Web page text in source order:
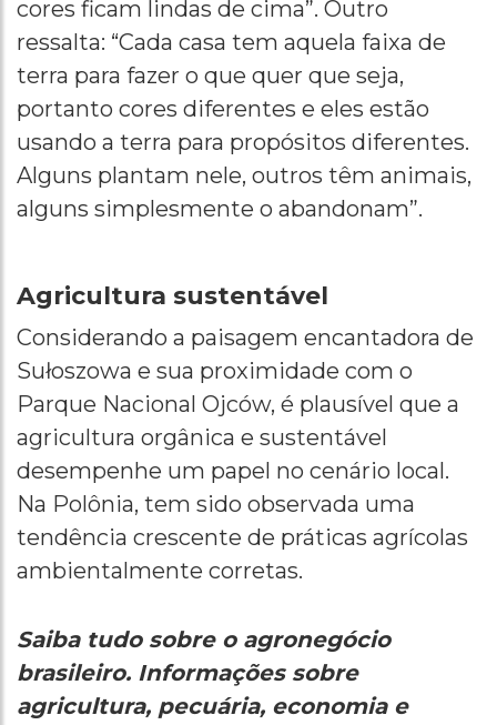
cores ficam lindas de cima”. Outro
ressalta: “Cada casa tem aquela faixa de
terra para fazer o que quer que seja,
portanto cores diferentes e eles estão
usando a terra para propósitos diferentes.
Alguns plantam nele, outros têm animais,
alguns simplesmente o abandonam”.
Agricultura sustentável
Considerando a paisagem encantadora de
Sułoszowa e sua proximidade com o
Parque Nacional Ojców, é plausível que a
agricultura orgânica e sustentável
desempenhe um papel no cenário local.
Na Polônia, tem sido observada uma
tendência crescente de práticas agrícolas
ambientalmente corretas.
Saiba tudo sobre o agronegócio
brasileiro. Informações sobre
agricultura, pecuária, economia e